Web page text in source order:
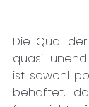
Die Qual
quasi
ist sowohl
behaftet,